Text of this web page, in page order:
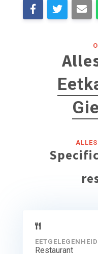
EETGELEGENHEID
Restaurant